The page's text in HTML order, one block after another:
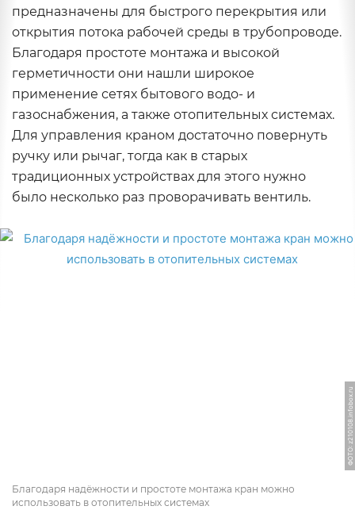
предназначены для быстрого перекрытия или
открытия потока рабочей среды в трубопроводе.
Благодаря простоте монтажа и высокой
герметичности они нашли широкое
применение сетях бытового водо- и
газоснабжения, а также отопительных системах.
Для управления краном достаточно повернуть
ручку или рычаг, тогда как в старых
традиционных устройствах для этого нужно
было несколько раз проворачивать вентиль.
ФОТО: z210108.infobox.ru
Благодаря надёжности и простоте монтажа кран можно
использовать в отопительных системах